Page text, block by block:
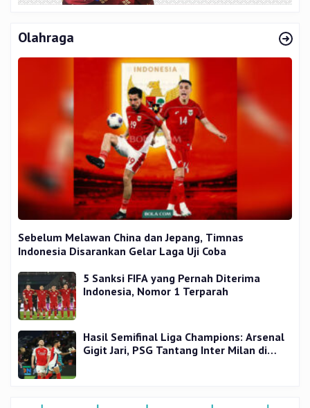
Olahraga
Sebelum Melawan China dan Jepang, Timnas
Indonesia Disarankan Gelar Laga Uji Coba
5 Sanksi FIFA yang Pernah Diterima
Indonesia, Nomor 1 Terparah
Hasil Semifinal Liga Champions: Arsenal
Gigit Jari, PSG Tantang Inter Milan di